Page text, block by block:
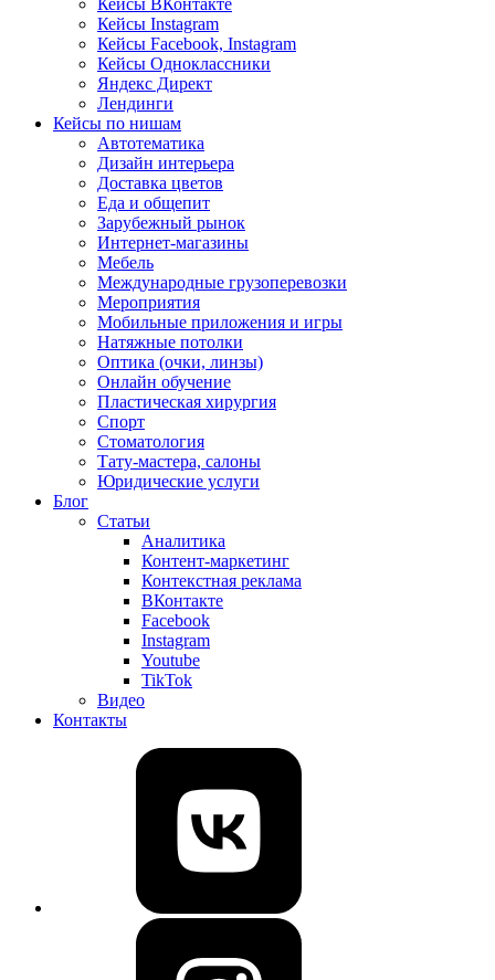
Кейсы Instagram
Кейсы Facebook, Instagram
Кейсы Одноклассники
Яндекс Директ
Лендинги
Кейсы по нишам
Автотематика
Дизайн интерьера
Доставка цветов
Еда и общепит
Зарубежный рынок
Интернет-магазины
Мебель
Международные грузоперевозки
Мероприятия
Мобильные приложения и игры
Натяжные потолки
Оптика (очки, линзы)
Онлайн обучение
Пластическая хирургия
Спорт
Стоматология
Тату-мастера, салоны
Юридические услуги
Блог
Статьи
Аналитика
Контент-маркетинг
Контекстная реклама
ВКонтакте
Facebook
Instagram
Youtube
TikTok
Видео
Контакты